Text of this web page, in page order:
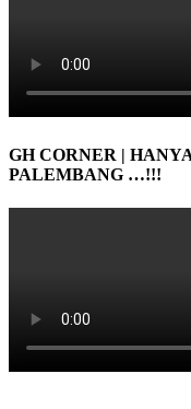
GH CORNER |
PALEMBANG …!!!